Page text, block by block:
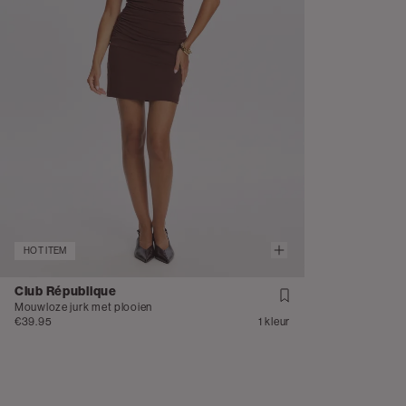
HOT ITEM
Club République
Mouwloze jurk met plooien
€39.95
1 kleur